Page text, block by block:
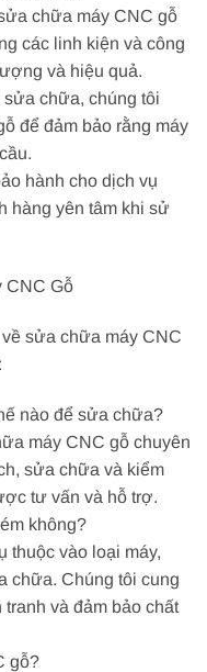
chữa máy CNC gỗ
các linh kiện và công
và hiệu quả.
chữa, chúng tôi
để đảm bảo rằng máy
hành cho dịch vụ
hàng yên tâm khi sử
CNC Gỗ
sửa chữa máy CNC
nào để sửa chữa?
máy CNC gỗ chuyên
sửa chữa và kiểm
tư vấn và hỗ trợ.
không?
thuộc vào loại máy,
chữa. Chúng tôi cung
và đảm bảo chất
gỗ?